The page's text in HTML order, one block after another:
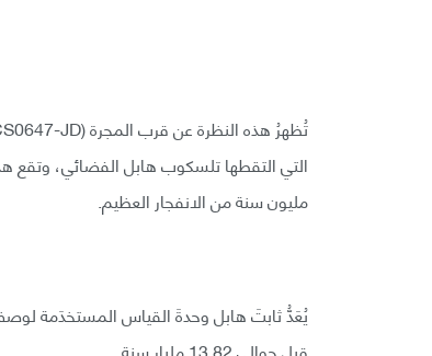
مليون سنة من الانفجار العظيم.
يُعَدُّ ثابتَ هابل وحدةَ القياس المستخدَمة
قبل حوالي 13.82 مليار سنة.